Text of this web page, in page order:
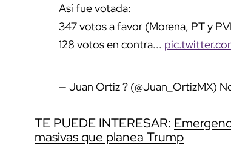
Así fue votada:
347 votos a favor (Morena, PT y
128 votos en contra...
— Juan Ortiz ? (@Juan_OrtizMX)
TE PUEDE INTERESAR:
masivas que planea Trump